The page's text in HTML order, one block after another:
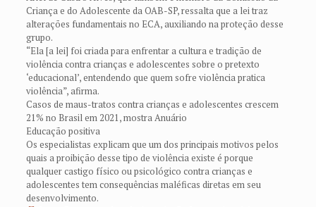
Criança e do Adolescente da OAB-SP, ressalta que a lei traz
alterações fundamentais no ECA, auxiliando na proteção desse
grupo.
“Ela [a lei] foi criada para enfrentar a cultura e tradição de
violência contra crianças e adolescentes sobre o pretexto
‘educacional’, entendendo que quem sofre violência pratica
violência”, afirma.
Casos de maus-tratos contra crianças e adolescentes crescem
21% no Brasil em 2021, mostra Anuário
Educação positiva
Os especialistas explicam que um dos principais motivos pelos
quais a proibição desse tipo de violência existe é porque
qualquer castigo físico ou psicológico contra crianças e
adolescentes tem consequências maléficas diretas em seu
desenvolvimento.